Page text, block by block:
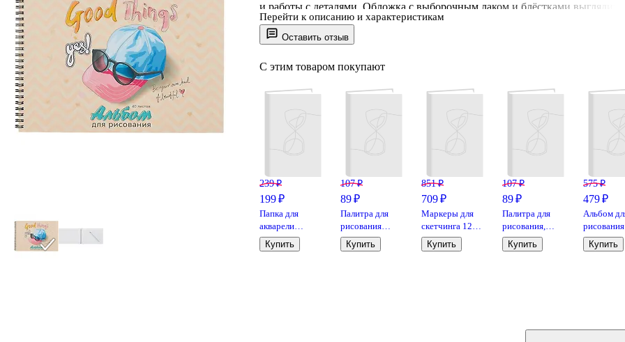
Оставить отзыв
и работы с деталями. Обложка с выборочным лаком и блёстками выглядит
аккуратно и добавляет немного настроения, поэтому альбом приятно брать с
собой в школу, колледж или на занятия в студии.
Перейти к описанию и характеристикам
С этим товаром покупают
239 ₽
199 ₽
Папка для
акварели
«Флора», А4, 10
листов
Купить
107 ₽
89 ₽
Палитра для
рисования
«Неон»,
овальная, Проф-
Купить
851 ₽
709 ₽
Маркеры для
скетчинга 12
цветов,
двусторонние,
Купить
107 ₽
89 ₽
Палитра для
рисования,
овальная, белая,
Рисовашка
Купить
575 ₽
479 ₽
Альбом
рисования
А4, 40
Купить